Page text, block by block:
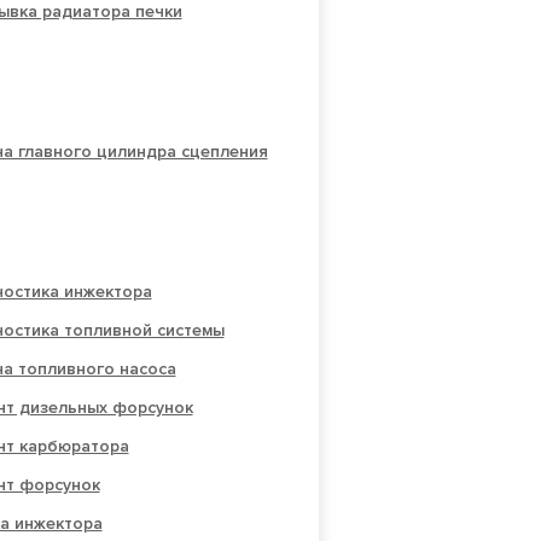
радиатора печки
главного цилиндра сцепления
инжектора
топливной системы
топливного насоса
дизельных форсунок
карбюратора
форсунок
инжектора